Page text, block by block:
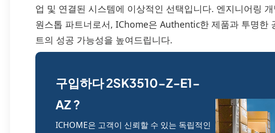
업 및 연결된 시스템에 이상적인 선택입니다. 엔지니어링
원스톱 파트너로서, IChome은 Authentic한 제품과 투명한
트의 성공 가능성을 높여드립니다.
구입하다 2SK3510-Z-E1-
AZ ?
ICHOME은 고객이 신뢰할 수 있는 독립적인